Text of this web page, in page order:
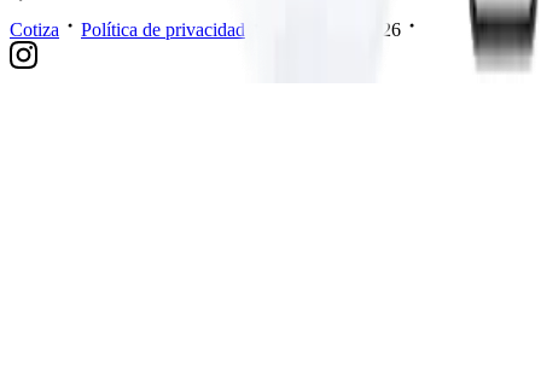
Cotiza Política de privacidad 2026